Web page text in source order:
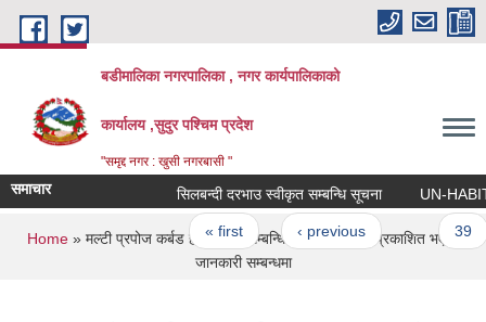
Skip to main content
बडीमालिका नगरपालिका , नगर कार्यपालिकाको
कार्यालय ,सुदुर पश्चिम प्रदेश
"समृद्द नगर : खुसी नगरबासी "
समाचार सिलबन्दी दरभाउ स्वीकृत सम्बन्धि सूचना UN-
Pages
« first ‹ previous … 39
You are here
Home » मल्टी प्रपोज कर्बड हल निर्माण सम्बन्धि आशयको सुचना प्रकाशित भएकाे
जानकारी सम्बन्धमा